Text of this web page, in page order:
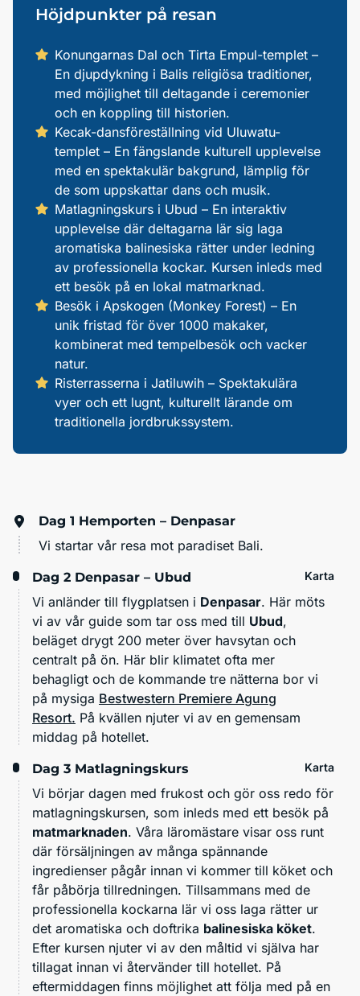
Höjdpunkter på resan
Konungarnas Dal och Tirta Empul-templet –
En djupdykning i Balis religiösa traditioner,
med möjlighet till deltagande i ceremonier
och en koppling till historien.
Kecak-dansföreställning vid Uluwatu-
templet – En fängslande kulturell upplevelse
med en spektakulär bakgrund, lämplig för
de som uppskattar dans och musik.
Matlagningskurs i Ubud – En interaktiv
upplevelse där deltagarna lär sig laga
aromatiska balinesiska rätter under ledning
av professionella kockar. Kursen inleds med
ett besök på en lokal matmarknad.
Besök i Apskogen (Monkey Forest) – En
unik fristad för över 1000 makaker,
kombinerat med tempelbesök och vacker
natur.
Risterrasserna i Jatiluwih – Spektakulära
vyer och ett lugnt, kulturellt lärande om
traditionella jordbrukssystem.
Dag 1 Hemporten – Denpasar
Vi startar vår resa mot paradiset Bali.
Dag 2 Denpasar – Ubud Karta
Vi anländer till flygplatsen i Denpasar. Här möts
vi av vår guide som tar oss med till Ubud,
beläget drygt 200 meter över havsytan och
centralt på ön. Här blir klimatet ofta mer
behagligt och de kommande tre nätterna bor vi
på mysiga Bestwestern Premiere Agung
Resort. På kvällen njuter vi av en gemensam
middag på hotellet.
Dag 3 Matlagningskurs Karta
Vi börjar dagen med frukost och gör oss redo för
matlagningskursen, som inleds med ett besök på
matmarknaden. Våra läromästare visar oss runt
där försäljningen av många spännande
ingredienser pågår innan vi kommer till köket och
får påbörja tillredningen. Tillsammans med de
professionella kockarna lär vi oss laga rätter ur
det aromatiska och doftrika balinesiska köket.
Efter kursen njuter vi av den måltid vi själva har
tillagat innan vi återvänder till hotellet. På
eftermiddagen finns möjlighet att följa med på en